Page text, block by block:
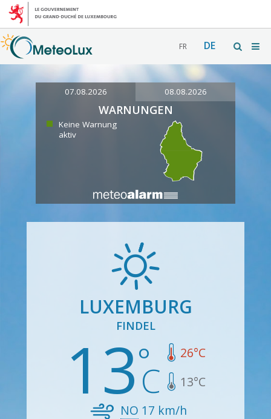
FR DE
07.08.2026 08.08.2026
WARNUNGEN
Keine Warnung
aktiv
LUXEMBURG
FINDEL
13 26°C
13°C
NO 17 km/h